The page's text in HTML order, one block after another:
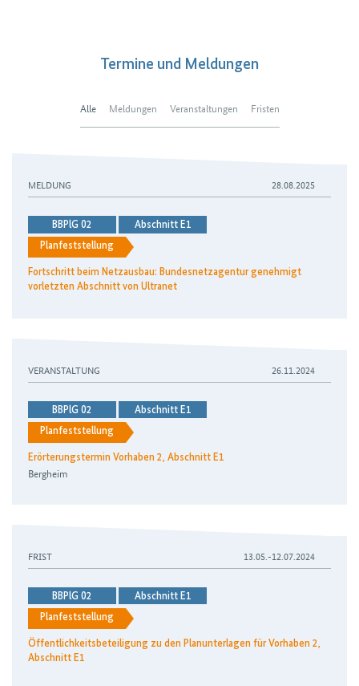
Termine und Meldungen
Alle Meldungen Veranstaltungen Fristen
MELDUNG 28.08.2025
BBPlG 02
Abschnitt E1
Planfeststellung
Fortschritt beim Netzausbau: Bundesnetzagentur genehmigt
vorletzten Abschnitt von Ultranet
VERANSTALTUNG 26.11.2024
BBPlG 02
Abschnitt E1
Planfeststellung
Erörterungstermin Vorhaben 2, Abschnitt E1
Bergheim
FRIST 13.05.-12.07.2024
BBPlG 02
Abschnitt E1
Planfeststellung
Öffentlichkeitsbeteiligung zu den Planunterlagen für Vorhaben 2,
Abschnitt E1